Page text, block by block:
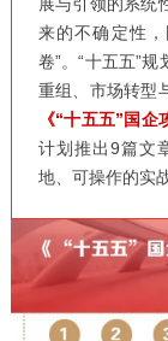
来的不确定性
卷”。“十五五”
重组、市场转型
《“十五五”国
计划推出9篇文
地、可操作的实